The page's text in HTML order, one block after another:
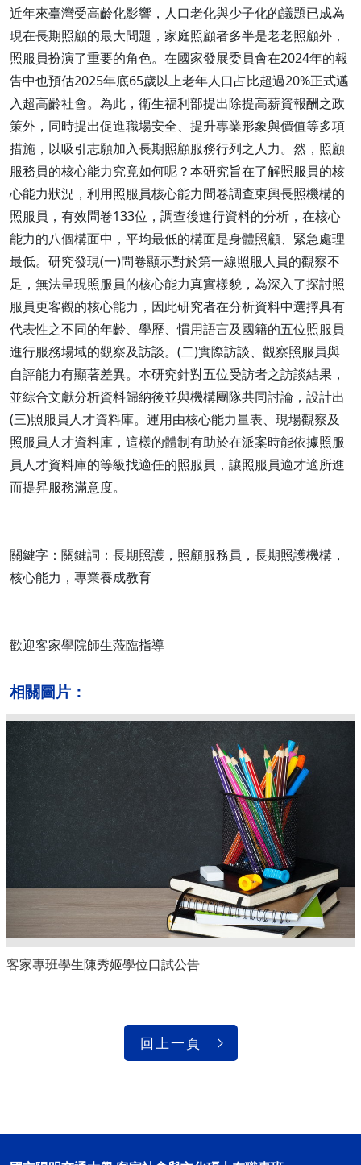
近年來臺灣受高齡化影響，人口老化與少子化的議題已成為
現在長期照顧的最大問題，家庭照顧者多半是老老照顧外，
照服員扮演了重要的角色。在國家發展委員會在2024年的報
告中也預估2025年底65歲以上老年人口占比超過20%正式邁
入超高齡社會。為此，衛生福利部提出除提高薪資報酬之政
策外，同時提出促進職場安全、提升專業形象與價值等多項
措施，以吸引志願加入長期照顧服務行列之人力。然，照顧
服務員的核心能力究竟如何呢？本研究旨在了解照服員的核
心能力狀況，利用照服員核心能力問卷調查東興長照機構的
照服員，有效問卷133位，調查後進行資料的分析，在核心
能力的八個構面中，平均最低的構面是身體照顧、緊急處理
最低。研究發現(一)問卷顯示對於第一線照服人員的觀察不
足，無法呈現照服員的核心能力真實樣貌，為深入了探討照
服員更客觀的核心能力，因此研究者在分析資料中選擇具有
代表性之不同的年齡、學歷、慣用語言及國籍的五位照服員
進行服務場域的觀察及訪談。(二)實際訪談、觀察照服員與
自評能力有顯著差異。本研究針對五位受訪者之訪談結果，
並綜合文獻分析資料歸納後並與機構團隊共同討論，設計出
(三)照服員人才資料庫。運用由核心能力量表、現場觀察及
照服員人才資料庫，這樣的體制有助於在派案時能依據照服
員人才資料庫的等級找適任的照服員，讓照服員適才適所進
而提昇服務滿意度。
關鍵字：關鍵詞：長期照護，照顧服務員，長期照護機構，
核心能力，專業養成教育
歡迎客家學院師生蒞臨指導
相關圖片：
客家專班學生陳秀姬學位口試公告
回上一頁